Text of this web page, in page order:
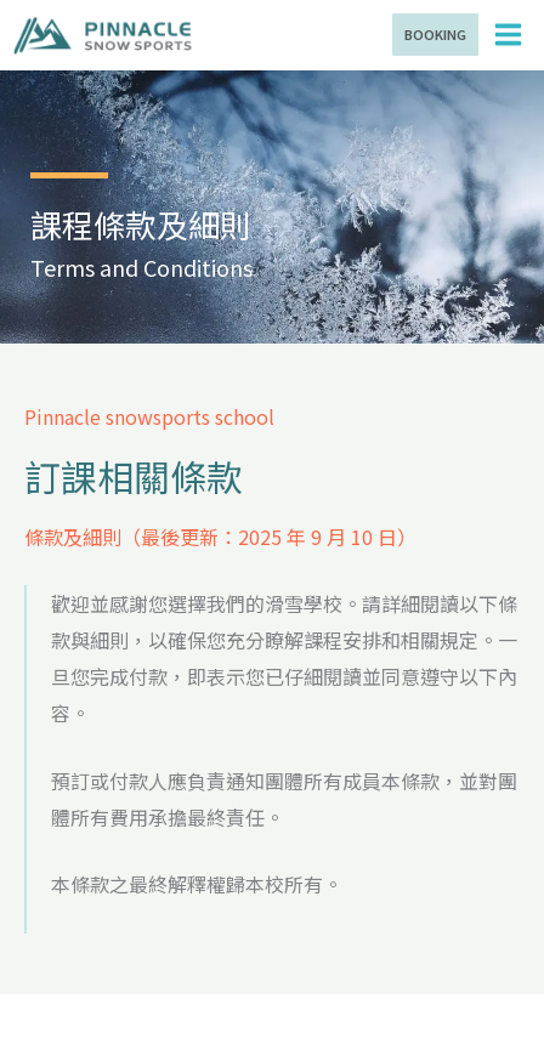
至
主
要
容
BOOKING
條款及細則
課程條款及細則
Terms and Conditions
Pinnacle snowsports school
訂課相關條款
條款及細則（最後更新：2025 年 9 月 10 日）
歡迎並感謝您選擇我們的滑雪學校。請詳細閱讀以下條
款與細則，以確保您充分瞭解課程安排和相關規定。一
旦您完成付款，即表示您已仔細閱讀並同意遵守以下內
容。
預訂或付款人應負責通知團體所有成員本條款，並對團
體所有費用承擔最終責任。
本條款之最終解釋權歸本校所有。